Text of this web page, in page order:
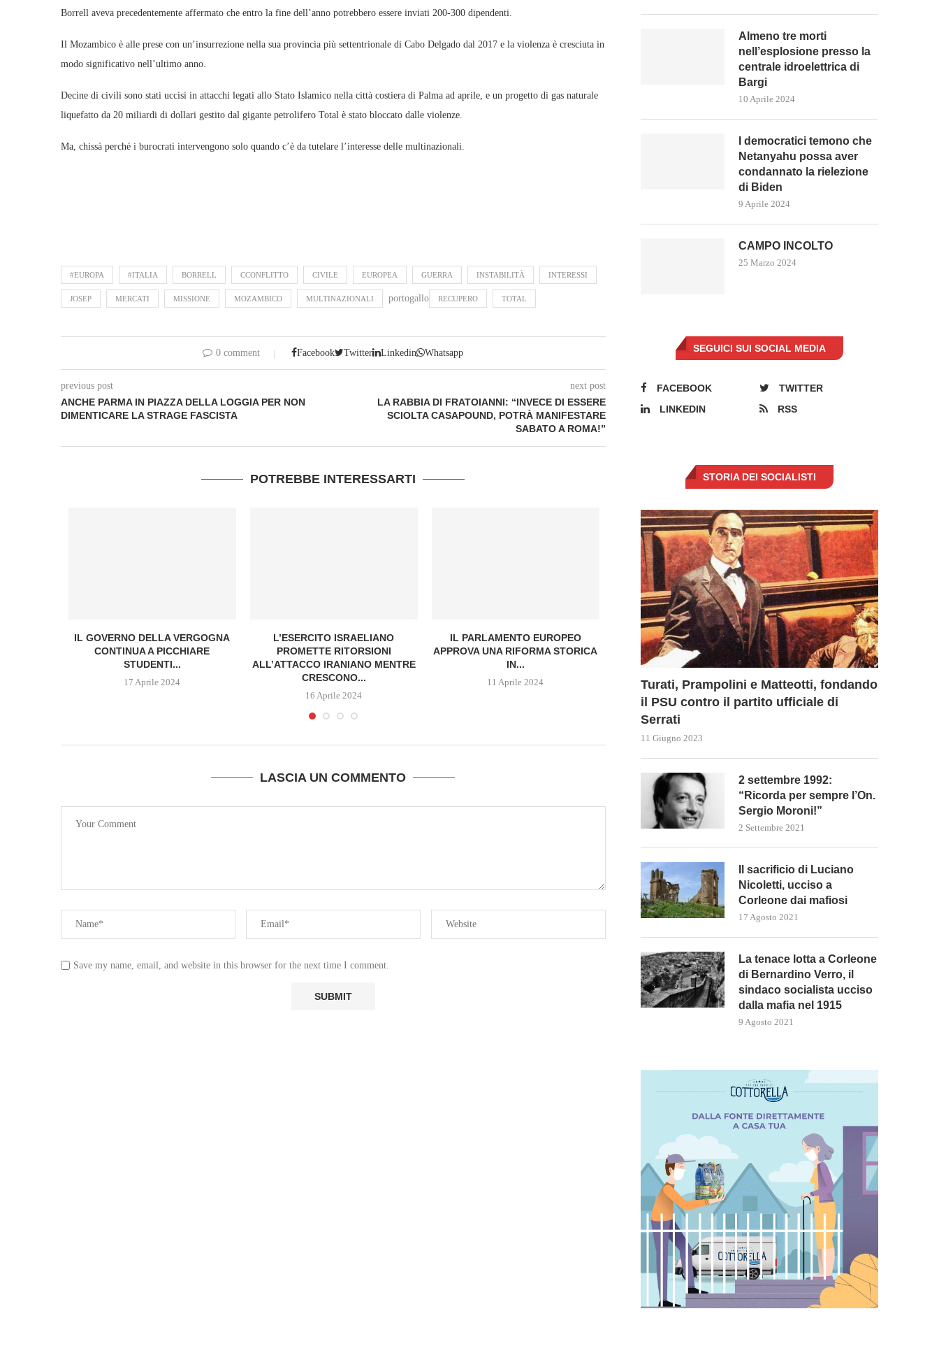
Borrell aveva precedentemente affermato che entro la fine dell’anno potrebbero essere inviati 200-300 dipendenti.
Il Mozambico è alle prese con un’insurrezione nella sua provincia più settentrionale di Cabo Delgado dal 2017 e la violenza è cresciuta in
modo significativo nell’ultimo anno.
Decine di civili sono stati uccisi in attacchi legati allo Stato Islamico nella città costiera di Palma ad aprile, e un progetto di gas naturale
liquefatto da 20 miliardi di dollari gestito dal gigante petrolifero Total è stato bloccato dalle violenze.
Ma, chissà perché i burocrati intervengono solo quando c’è da tutelare l’interesse delle multinazionali.
#EUROPA #ITALIA BORRELL CCONFLITTO CIVILE EUROPEA GUERRA INSTABILITÀ INTERESSI
JOSEP MERCATI MISSIONE MOZAMBICO MULTINAZIONALI portogallo RECUPERO TOTAL
0 comment Facebook Twitter Linkedin Whatsapp
previous post
ANCHE PARMA IN PIAZZA DELLA LOGGIA PER NON
DIMENTICARE LA STRAGE FASCISTA
next post
LA RABBIA DI FRATOIANNI: “INVECE DI ESSERE
SCIOLTA CASAPOUND, POTRÀ MANIFESTARE
SABATO A ROMA!”
POTREBBE INTERESSARTI
IL GOVERNO DELLA VERGOGNA
CONTINUA A PICCHIARE
STUDENTI...
17 Aprile 2024
L’ESERCITO ISRAELIANO
PROMETTE RITORSIONI
ALL’ATTACCO IRANIANO MENTRE
CRESCONO...
16 Aprile 2024
IL PARLAMENTO EUROPEO
APPROVA UNA RIFORMA STORICA
IN...
11 Aprile 2024
RUSSIA E KAZAKISTAN EVACUANO
OLTRE 100.000 PERSONE: LA...
10 Aprile 2024
ALMENO TRE MORTI
NELL’ESPLOSIONE
CENTRALE
10 Aprile 2024
LASCIA UN COMMENTO
Save my name, email, and website in this browser for the next time I comment.
Almeno tre morti
nell’esplosione presso la
centrale idroelettrica di
Bargi
10 Aprile 2024
I democratici temono che
Netanyahu possa aver
condannato la rielezione
di Biden
9 Aprile 2024
CAMPO INCOLTO
25 Marzo 2024
SEGUICI SUI SOCIAL MEDIA
FACEBOOK
TWITTER
LINKEDIN
RSS
STORIA DEI SOCIALISTI
Turati, Prampolini e Matteotti, fondando
il PSU contro il partito ufficiale di
Serrati
11 Giugno 2023
2 settembre 1992:
“Ricorda per sempre l’On.
Sergio Moroni!”
2 Settembre 2021
Il sacrificio di Luciano
Nicoletti, ucciso a
Corleone dai mafiosi
17 Agosto 2021
La tenace lotta a Corleone
di Bernardino Verro, il
sindaco socialista ucciso
dalla mafia nel 1915
9 Agosto 2021